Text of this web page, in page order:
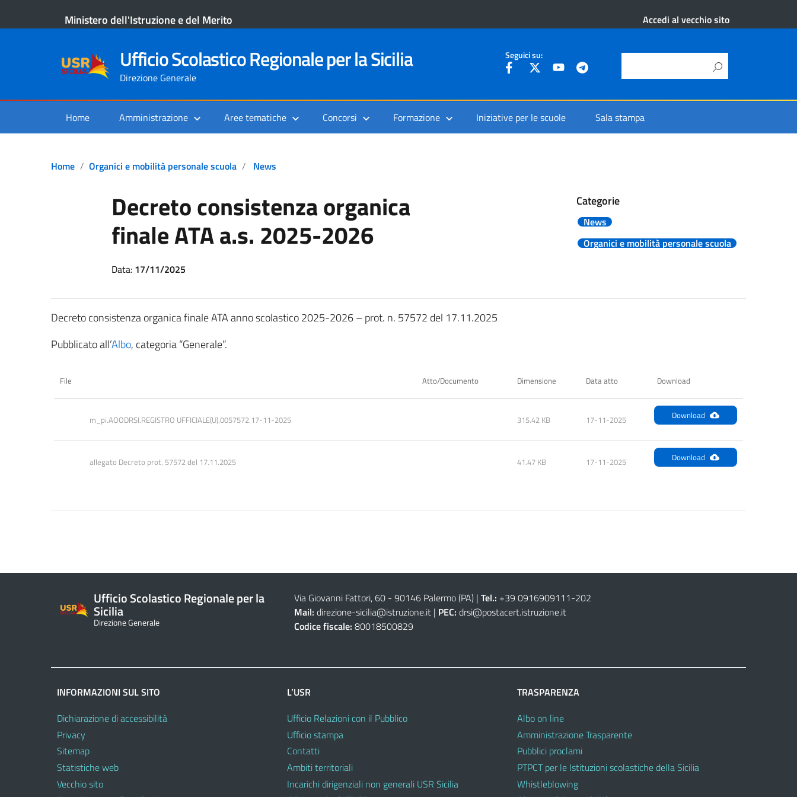
Ministero dell'Istruzione e del Merito Accedi al vecchio sito
Ufficio Scolastico Regionale per la Sicilia
Direzione Generale
Seguici su:
Home Amministrazione Aree tematiche Concorsi Formazione Iniziative per le scuole Sala stampa
Home Organici e mobilità personale scuola News
Decreto consistenza organica
finale ATA a.s. 2025-2026
Categorie
News
Organici e mobilità personale scuola
Data: 17/11/2025
Decreto consistenza organica finale ATA anno scolastico 2025-2026 – prot. n. 57572 del 17.11.2025
Pubblicato all’Albo, categoria “Generale”.
File Atto/Documento Dimensione Data atto Download
m_pi.AOODRSI.REGISTRO UFFICIALE(U).0057572.17-11-2025 315.42 KB 17-11-2025 Download
allegato Decreto prot. 57572 del 17.11.2025 41.47 KB 17-11-2025 Download
Ufficio Scolastico Regionale per la
Sicilia
Direzione Generale
Via Giovanni Fattori, 60 - 90146 Palermo (PA)| Tel.: +39 0916909111-202
Mail: direzione-sicilia@istruzione.it| PEC: drsi@postacert.istruzione.it
Codice fiscale: 80018500829
INFORMAZIONI SUL SITO
Dichiarazione di accessibilità
Privacy
Sitemap
Statistiche web
Vecchio sito
L’USR
Ufficio Relazioni con il Pubblico
Ufficio stampa
Contatti
Ambiti territoriali
Incarichi dirigenziali non generali USR Sicilia
TRASPARENZA
Albo on line
Amministrazione Trasparente
Pubblici proclami
PTPCT per le Istituzioni scolastiche della Sicilia
Whistleblowing